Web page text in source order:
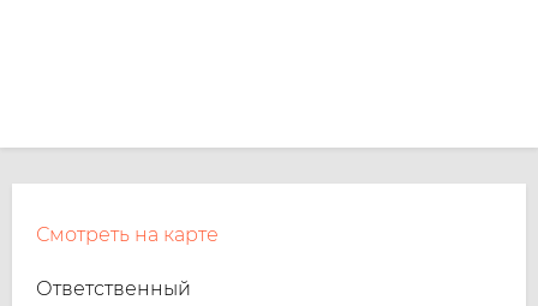
Смотреть на карте
Ответственный